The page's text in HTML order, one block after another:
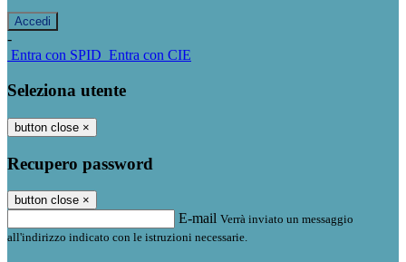
-
Entra con SPID Entra con CIE
Seleziona utente
button close ×
Recupero password
button close ×
E-mail Verrà inviato un messaggio
all'indirizzo indicato con le istruzioni necessarie.